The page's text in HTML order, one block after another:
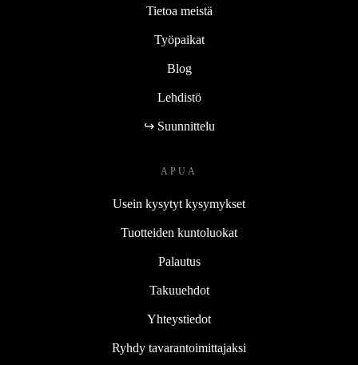
Tietoa meistä
Työpaikat
Blog
Lehdistö
↪ Suunnittelu
APUA
Usein kysytyt kysymykset
Tuotteiden kuntoluokat
Palautus
Takuuehdot
Yhteystiedot
Ryhdy tavarantoimittajaksi